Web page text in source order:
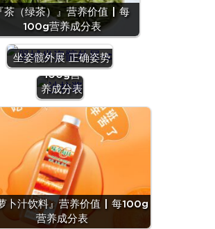
茶（绿茶）』营养价值 | 每
100g营养成分表
坐姿髋外展 正确姿势
『沙拉
酱』营养
价值 | 每
100g营
养成分表
卜汁饮料』营养价值 | 每100g
营养成分表
『羊
肝』营
养价值
| 每
100g